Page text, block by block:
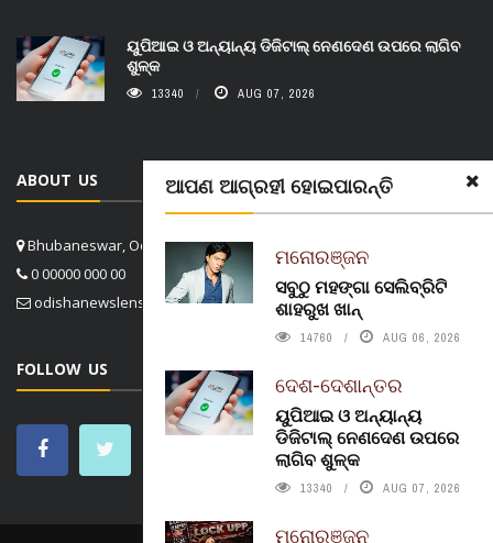
ଆପଣ ଆଗ୍ରହୀ ହୋଇପାରନ୍ତି
ମନୋରଞ୍ଜନ
ସବୁଠୁ ମହଙ୍ଗା ସେଲିବ୍ରିଟି
ଶାହରୁଖ ଖାନ୍
14760 AUG 06, 2026
ଦେଶ-ଦେଶାନ୍ତର
ୟୁପିଆଇ ଓ ଅନ୍ୟାନ୍ୟ
ଡିଜିଟାଲ୍ ନେଣଦେଣ ଉପରେ
ଲାଗିବ ଶୁଳ୍କ
13340 AUG 07, 2026
ମନୋରଞ୍ଜନ
ୟୁପିଆଇ ଓ ଅନ୍ୟାନ୍ୟ ଡିଜିଟାଲ୍ ନେଣଦେଣ ଉପରେ ଲାଗିବ
ଶୁଳ୍କ
13340 AUG 07, 2026
ABOUT US
Bhubaneswar, Odisha, India
0 00000 000 00
odishanewslens@gmail.com
FOLLOW US